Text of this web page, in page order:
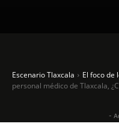
Escenario Tlaxcala El foco de
personal médico de Tlaxcala,
-